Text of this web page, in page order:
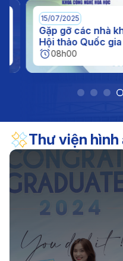
(11/11/1956 - 11/11/2026)
17/04/2026 Thông báo
Thông báo kế hoạch
2026
15/07/2025
Gặp gỡ các nhà
Hội thảo Quốc gia
tại IUH
08h00
Thư viện hình